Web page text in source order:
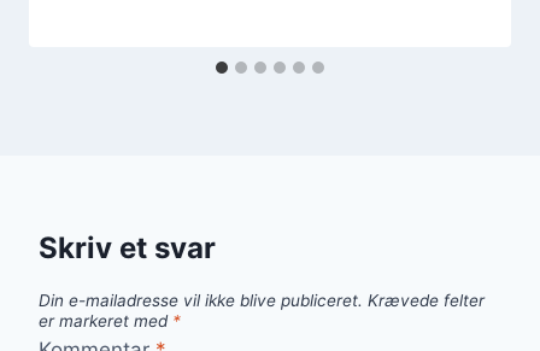
Skriv et svar
Din e-mailadresse vil ikke blive publiceret. Krævede felter
er markeret med *